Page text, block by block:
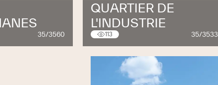
35/3560
QUARTIER DE
L'INDUSTRIE
113 35/3533